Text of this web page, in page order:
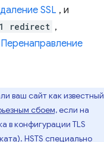
SSL , и
redirect ,
ваш сайт как известный
сбоем,если на
в конфигурации TLS
HSTS специально